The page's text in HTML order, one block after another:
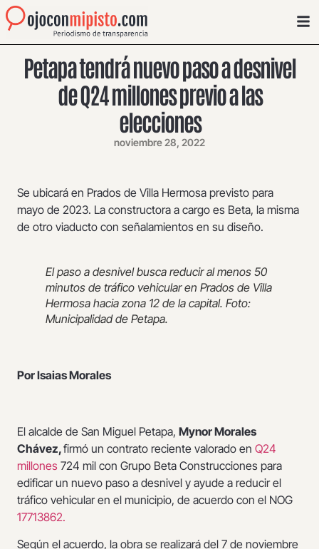
Petapa tendrá nuevo paso a desnivel
de Q24 millones previo a las
elecciones
noviembre 28, 2022
Se ubicará en Prados de Villa Hermosa previsto para
mayo de 2023. La constructora a cargo es Beta, la misma
de otro viaducto con señalamientos en su diseño.
El paso a desnivel busca reducir al menos 50
minutos de tráfico vehicular en Prados de Villa
Hermosa hacia zona 12 de la capital. Foto:
Municipalidad de Petapa.
Por Isaias Morales
El alcalde de San Miguel Petapa, Mynor Morales
Chávez,firmó un contrato reciente valorado en Q24
millones 724 mil con Grupo Beta Construcciones para
edificar un nuevo paso a desnivel y ayude a reducir el
tráfico vehicular en el municipio, de acuerdo con el NOG
17713862.
Según el acuerdo, la obra se realizará del 7 de noviembre